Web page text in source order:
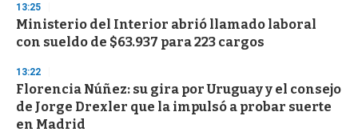
d
s
o
f
3
s
e
c
o
13:25
Ministerio del Interior abrió llamado laboral
con sueldo de $63.937 para 223 cargos
13:22
Florencia Núñez: su gira por Uruguay y el consejo
de Jorge Drexler que la impulsó a probar suerte
en Madrid